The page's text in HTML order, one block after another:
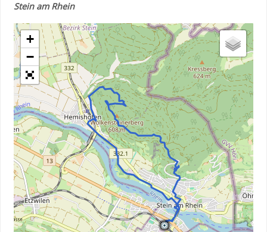
Stein am Rhein
+
−